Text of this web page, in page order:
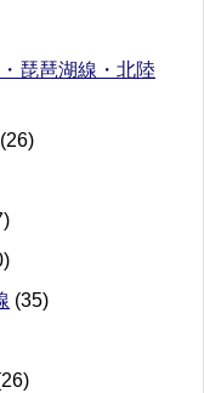
琵琶湖線・北陸
(26)
(35)